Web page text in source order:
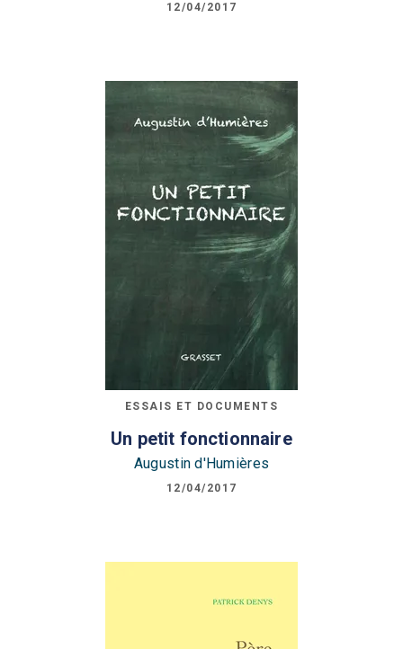
12/04/2017
ESSAIS ET DOCUMENTS
Un petit fonctionnaire
Augustin d'Humières
12/04/2017